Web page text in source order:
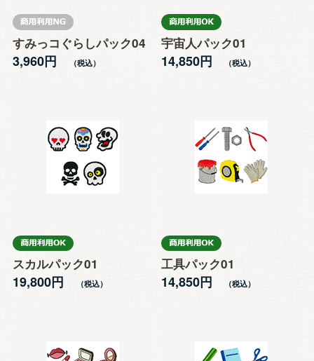
すみっコぐらしパック04
3,960円
宇宙人パック01
14,850円
スカルパック01
19,800円
工具パック01
14,850円